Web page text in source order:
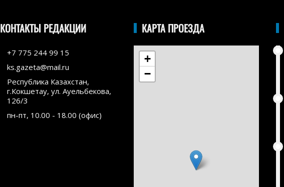
КОНТАКТЫ РЕДАКЦИИ
+7 775 244 99 15
ks.gazeta@mail.ru
Республика Казахстан,
г.Кокшетау, ул. Ауельбекова,
126/3
пн-пт, 10.00 - 18.00 (офис)
КАРТА ПРОЕЗДА
+
−